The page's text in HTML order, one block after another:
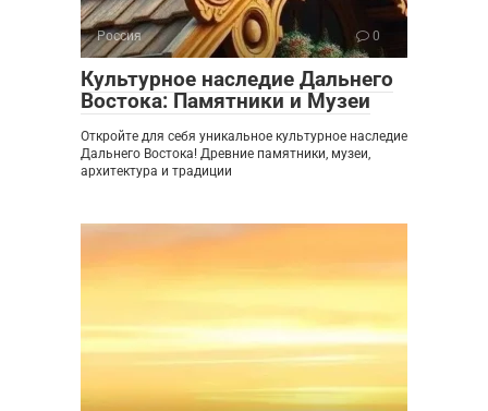
Россия 0
Культурное наследие Дальнего
Востока: Памятники и Музеи
Откройте для себя уникальное культурное наследие
Дальнего Востока! Древние памятники, музеи,
архитектура и традиции